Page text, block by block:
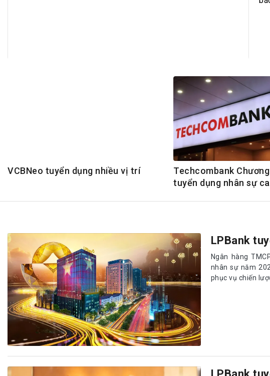
ĐẤU GIÁ TÀI SẢN
VCBNeo tuyển dụng nhiều vị trí
Techcombank
tuyển dụng nhân sự
LPBank
Ngân hàng
nhân sự năm
phục vụ chiến